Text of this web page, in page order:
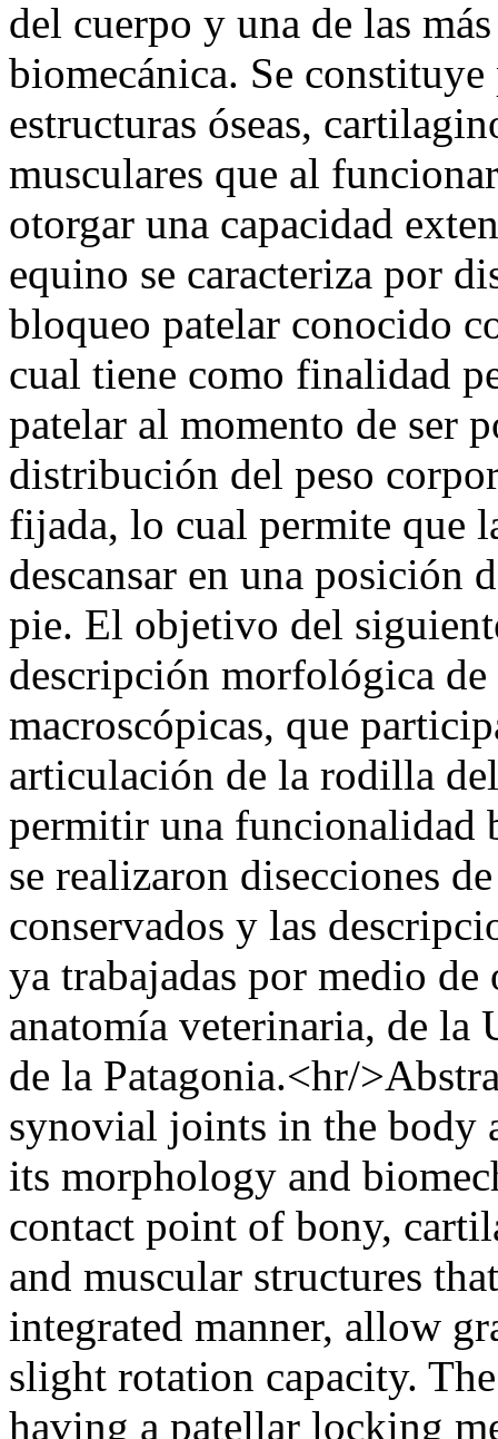
del cuerpo y una de las
biomecánica. Se
estructuras óseas,
musculares que al
otorgar una capacidad
equino se caracteriza por
bloqueo patelar conocido
cual tiene como finalidad
patelar al momento de ser
distribución del peso
fijada, lo cual permite que
descansar en una posición
pie. El objetivo del
descripción morfológica de
macroscópicas, que
articulación de la rodilla
permitir una funcionalidad
se realizaron disecciones
conservados y las
ya trabajadas por medio
anatomía veterinaria, de la
de la Patagonia.<hr/
synovial joints in the body
its morphology and
contact point of bony,
and muscular structures
integrated manner, allow
slight rotation capacity.
having a patellar locking